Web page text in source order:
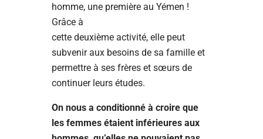
homme, une première au Yémen !
Grâce à
cette deuxième activité, elle peut
subvenir aux besoins de sa famille et
permettre à ses frères et sœurs de
continuer leurs études.
On nous a conditionné à croire que
les femmes étaient inférieures aux